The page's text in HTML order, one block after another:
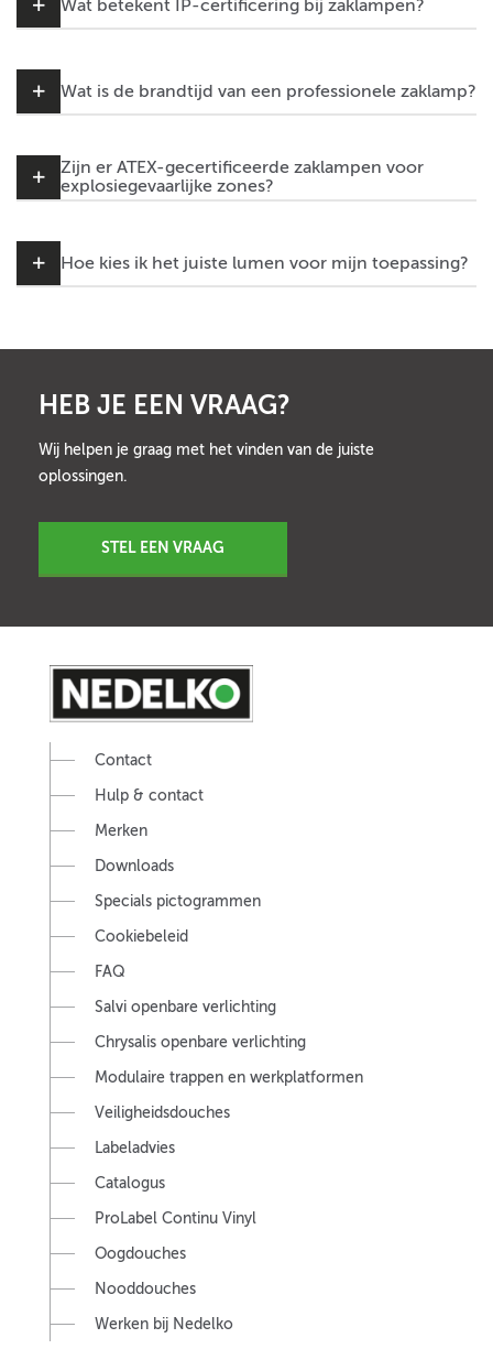
Wat betekent IP-certificering bij zaklampen?
Wat is de brandtijd van een professionele zaklamp?
Zijn er ATEX-gecertificeerde zaklampen voor
explosiegevaarlijke zones?
Hoe kies ik het juiste lumen voor mijn toepassing?
HEB JE EEN VRAAG?
Wij helpen je graag met het vinden van de juiste
oplossingen.
STEL EEN VRAAG
Contact
Hulp & contact
Merken
Downloads
Specials pictogrammen
Cookiebeleid
FAQ
Salvi openbare verlichting
Chrysalis openbare verlichting
Modulaire trappen en werkplatformen
Veiligheidsdouches
Labeladvies
Catalogus
ProLabel Continu Vinyl
Oogdouches
Nooddouches
Werken bij Nedelko